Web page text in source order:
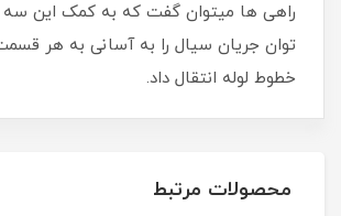
راهی ها میتوان گفت که به کمک این
توان جریان سیال را به آسانی به هر
خطوط لوله انتقال داد.
محصولات مرتبط